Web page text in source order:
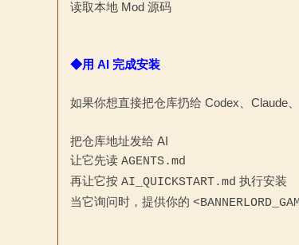
读取本地 Mod 源码
◆用 AI 完成安装
如果你想直接把仓库扔给 Codex、Claude
把仓库地址发给 AI
让它先读 AGENTS.md
再让它按 AI_QUICKSTART.md 执行安装
当它询问时，提供你的